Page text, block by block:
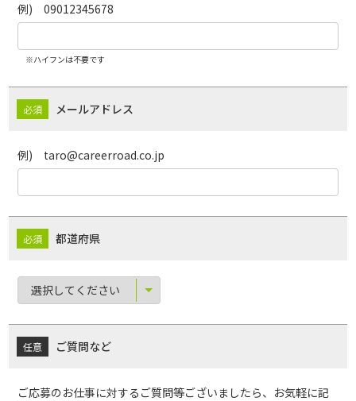
例) 09012345678
※ハイフンは不要です
メールアドレス
例) taro@careerroad.co.jp
都道府県
ご質問など
ご応募のお仕事に対するご質問等ございましたら、お気軽に記